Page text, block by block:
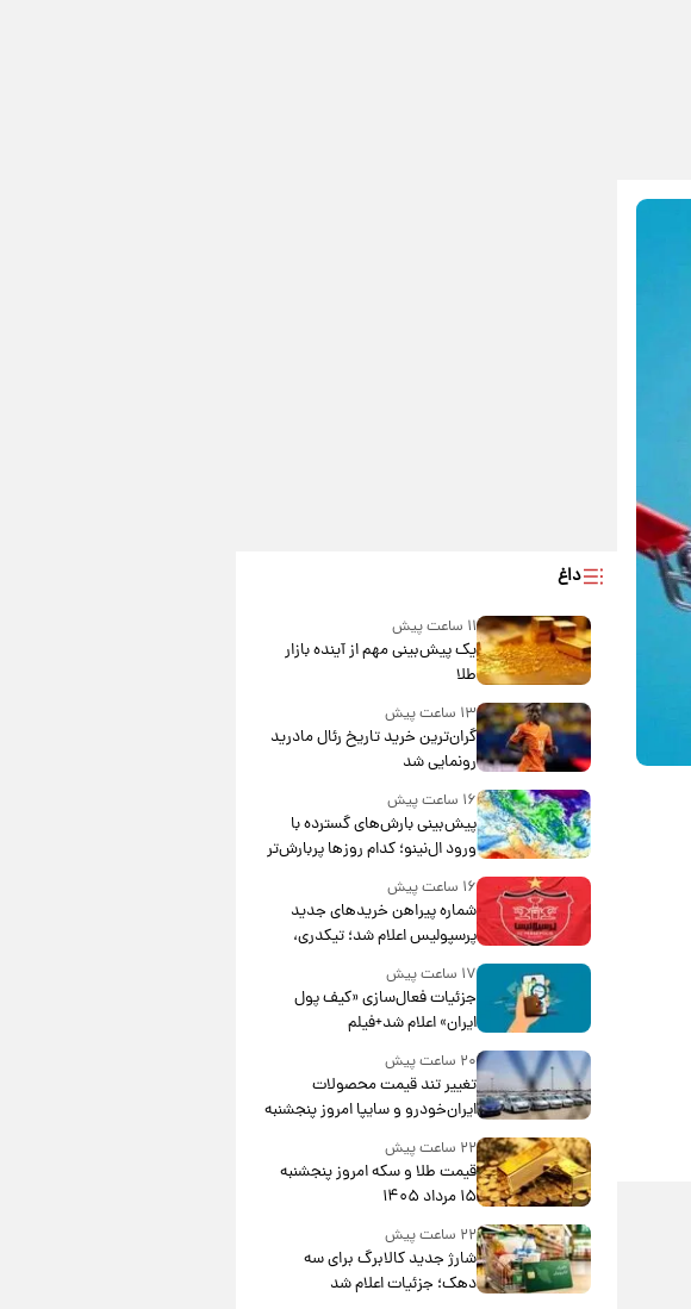
داغ
۱۱ ساعت پیش
یک پیش‌بینی مهم از آینده بازار
طلا
۱۳ ساعت پیش
گران‌ترین خرید تاریخ رئال مادرید
رونمایی شد
۱۶ ساعت پیش
پیش‌بینی بارش‌های گسترده با
ورود ال‌نینو؛ کدام روزها پربارش‌تر
خواهند بود؟
۱۶ ساعت پیش
شماره پیراهن خریدهای جدید
پرسپولیس اعلام شد؛ تیکدری،
محبی و سرگیف با اعداد ویژه
۱۷ ساعت پیش
جزئیات فعال‌سازی «کیف پول
ایران» اعلام شد+فیلم
۲۰ ساعت پیش
تغییر تند قیمت محصولات
ایران‌خودرو و سایپا امروز پنجشنبه
۲۲ ساعت پیش
قیمت طلا و سکه امروز پنجشنبه
۱۵ مرداد ۱۴۰۵
۲۲ ساعت پیش
شارژ جدید کالابرگ برای سه
دهک؛ جزئیات اعلام شد